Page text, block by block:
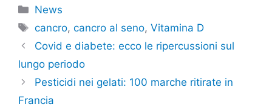
Categorie
News
Tag
cancro,cancro al seno,Vitamina D
Covid e diabete: ecco le ripercussioni sul
lungo periodo
Pesticidi nei gelati: 100 marche ritirate in
Francia